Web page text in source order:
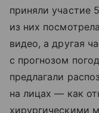
приняли участие
из них
видео, а другая
с прогнозом
предлагали
на лицах — как
хирургическими